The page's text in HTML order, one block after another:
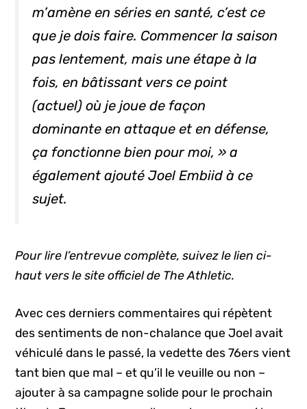
m’amène en séries en santé, c’est ce
que je dois faire. Commencer la saison
pas lentement, mais une étape à la
fois, en bâtissant vers ce point
(actuel) où je joue de façon
dominante en attaque et en défense,
ça fonctionne bien pour moi, » a
également ajouté Joel Embiid à ce
sujet.
Pour lire l’entrevue complète, suivez le lien ci-
haut vers le site officiel de The Athletic.
Avec ces derniers commentaires qui répètent
des sentiments de non-chalance que Joel avait
véhiculé dans le passé, la vedette des 76ers vient
tant bien que mal – et qu’il le veuille ou non –
ajouter à sa campagne solide pour le prochain